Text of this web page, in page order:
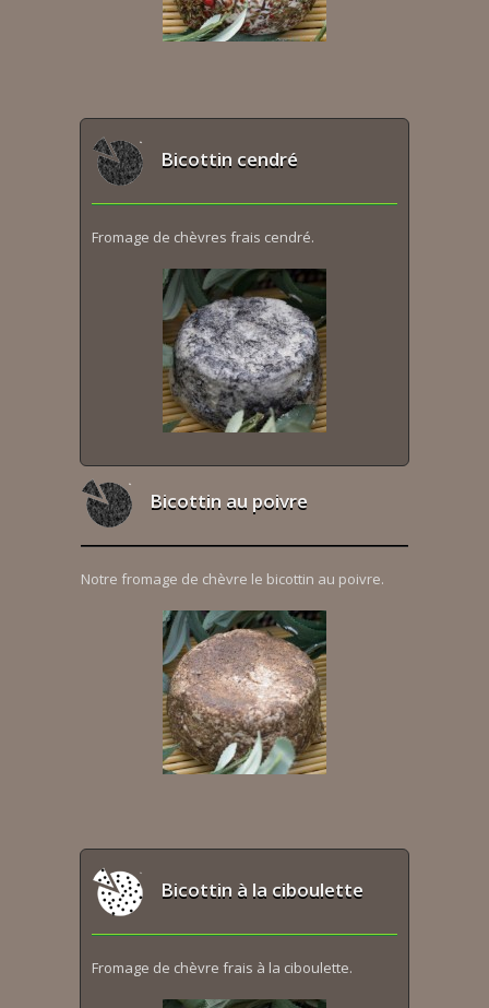
Bicottin cendré
Fromage de chèvres frais cendré.
Bicottin au poivre
Notre fromage de chèvre le bicottin au poivre.
Bicottin à la ciboulette
Fromage de chèvre frais à la ciboulette.